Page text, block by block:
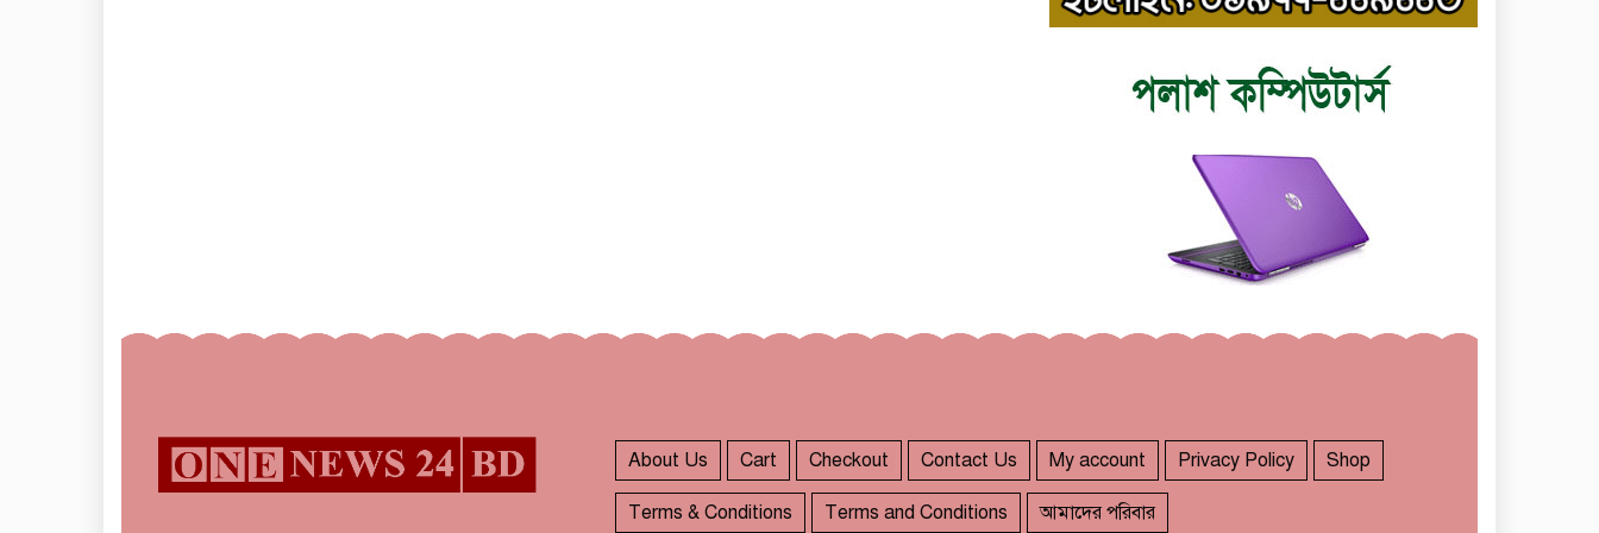
About Us Cart Checkout Contact Us My account Privacy Policy Shop
Terms & Conditions Terms and Conditions আমাদের পরিবার